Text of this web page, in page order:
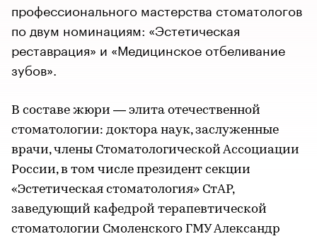
профессионального мастерства стоматологов
по двум номинациям: «Эстетическая
реставрация» и «Медицинское отбеливание
зубов».
В составе жюри — элита отечественной
стоматологии: доктора наук, заслуженные
врачи, члены Стоматологической Ассоциации
России, в том числе президент секции
«Эстетическая стоматология» СтАР,
заведующий кафедрой терапевтической
стоматологии Смоленского ГМУ Александр